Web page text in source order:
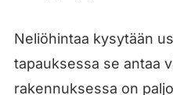
Neliöhintaa kysytään
tapauksessa se antaa
rakennuksessa on